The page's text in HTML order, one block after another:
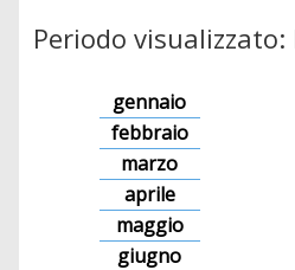
Periodo visualizzato:
gennaio
febbraio
marzo
aprile
maggio
giugno